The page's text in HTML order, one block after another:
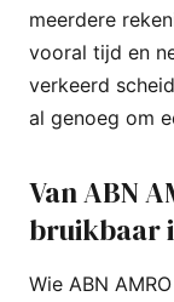
meerdere
vooral tijd en
verkeerd
al genoeg om
Van ABN
bruikbaar
Wie ABN